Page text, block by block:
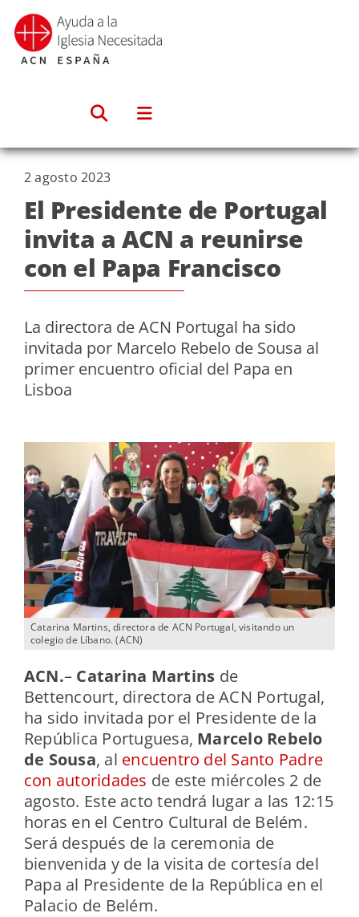
Saltar
contenido
Catarina Martins, directora de ACN Portugal, visitando un
colegio de Líbano. (ACN)
2 agosto 2023
El Presidente de Portugal
invita a ACN a reunirse
con el Papa Francisco
La directora de ACN Portugal ha sido
invitada por Marcelo Rebelo de Sousa al
primer encuentro oficial del Papa en
Lisboa
ACN.– Catarina Martins de
Bettencourt, directora de ACN Portugal,
ha sido invitada por el Presidente de la
República Portuguesa, Marcelo Rebelo
de Sousa, al encuentro del Santo Padre
con autoridades de este miércoles 2 de
agosto. Este acto tendrá lugar a las 12:15
horas en el Centro Cultural de Belém.
Será después de la ceremonia de
bienvenida y de la visita de cortesía del
Papa al Presidente de la República en el
Palacio de Belém.